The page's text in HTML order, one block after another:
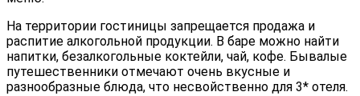
На территории гостиницы запрещается продажа и
распитие алкогольной продукции. В баре можно найти
напитки, безалкогольные коктейли, чай, кофе. Бывалые
путешественники отмечают очень вкусные и
разнообразные блюда, что несвойственно для 3* отеля.